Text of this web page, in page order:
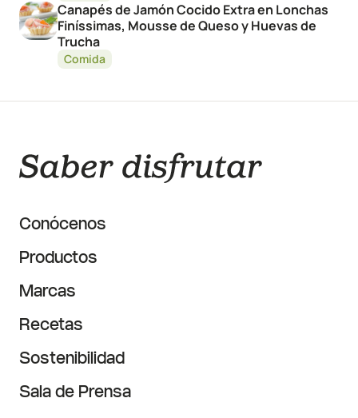
Canapés de Jamón Cocido Extra en Lonchas
Finíssimas, Mousse de Queso y Huevas de
Trucha
Comida
Conócenos
Productos
Marcas
Recetas
Sostenibilidad
Sala de Prensa